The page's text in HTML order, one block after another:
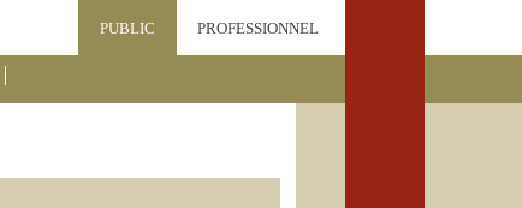
PROFESSIONNEL
PUBLIC